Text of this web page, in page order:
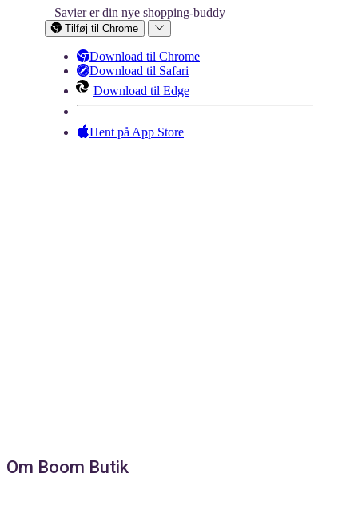
– Savier er din nye shopping-buddy
Tilføj til Chrome
Download til Chrome
Download til Safari
Download til Edge
Hent på App Store
Om Boom Butik